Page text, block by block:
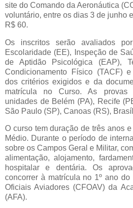
site do Comando da Aeronáutica
voluntário, entre os dias 3 de junho
R$ 60.
Os inscritos serão avaliados
Escolaridade (EE), Inspeção de
de Aptidão Psicológica (EAP),
Condicionamento Físico (TACF)
dos critérios exigidos e da
matrícula no Curso. As provas
unidades de Belém (PA), Recife
São Paulo (SP), Canoas (RS),
O curso tem duração de três anos
Médio. Durante o período de
sobre os Campos Geral e Militar,
alimentação, alojamento,
hospitalar e dentária. Os
concorrer à matrícula no 1º ano
Oficiais Aviadores (CFOAV) da
(AFA).